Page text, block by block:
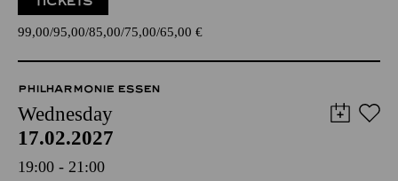
99,00 95,00 85,00 75,00 65,00 €
PHILHARMONIE ESSEN
Wednesday
17.02.2027
19:00 - 21:00